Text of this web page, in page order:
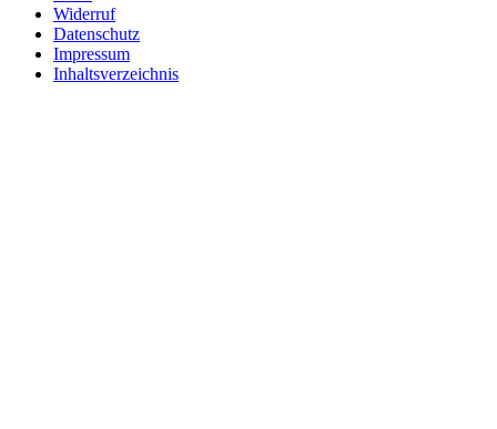
Widerruf
Datenschutz
Impressum
Inhaltsverzeichnis